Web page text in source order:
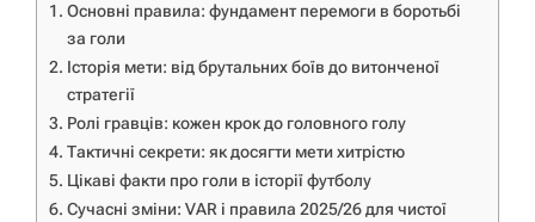
Основні правила: фундамент перемоги в боротьбі
за голи
Історія мети: від брутальних боїв до витонченої
стратегії
Ролі гравців: кожен крок до головного голу
Тактичні секрети: як досягти мети хитрістю
Цікаві факти про голи в історії футболу
Сучасні зміни: VAR і правила 2025/26 для чистої